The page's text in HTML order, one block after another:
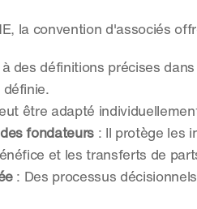
la convention d'associés
des définitions précises
définie.
être adapté
fondateurs : Il protège les
et les transferts de
: Des processus